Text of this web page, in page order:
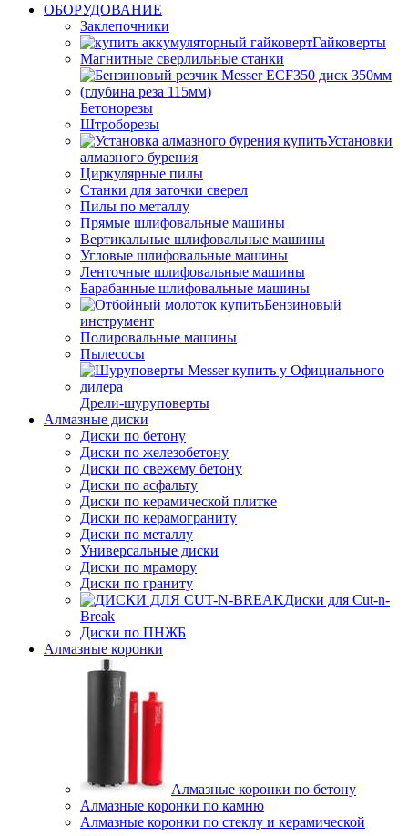
ОБОРУДОВАНИЕ
Заклепочники
Гайковерты
Магнитные сверлильные станки
Бетонорезы
Штроборезы
Установки
алмазного бурения
Циркулярные пилы
Станки для заточки сверел
Пилы по металлу
Прямые шлифовальные машины
Вертикальные шлифовальные машины
Угловые шлифовальные машины
Ленточные шлифовальные машины
Барабанные шлифовальные машины
Бензиновый
инструмент
Полировальные машины
Пылесосы
Дрели-шуруповерты
Алмазные диски
Диски по бетону
Диски по железобетону
Диски по свежему бетону
Диски по асфальту
Диски по керамической плитке
Диски по керамограниту
Диски по металлу
Универсальные диски
Диски по мрамору
Диски по граниту
Диски для Cut-n-
Break
Диски по ПНЖБ
Алмазные коронки
Алмазные коронки по бетону
Алмазные коронки по камню
Алмазные коронки по стеклу и керамической